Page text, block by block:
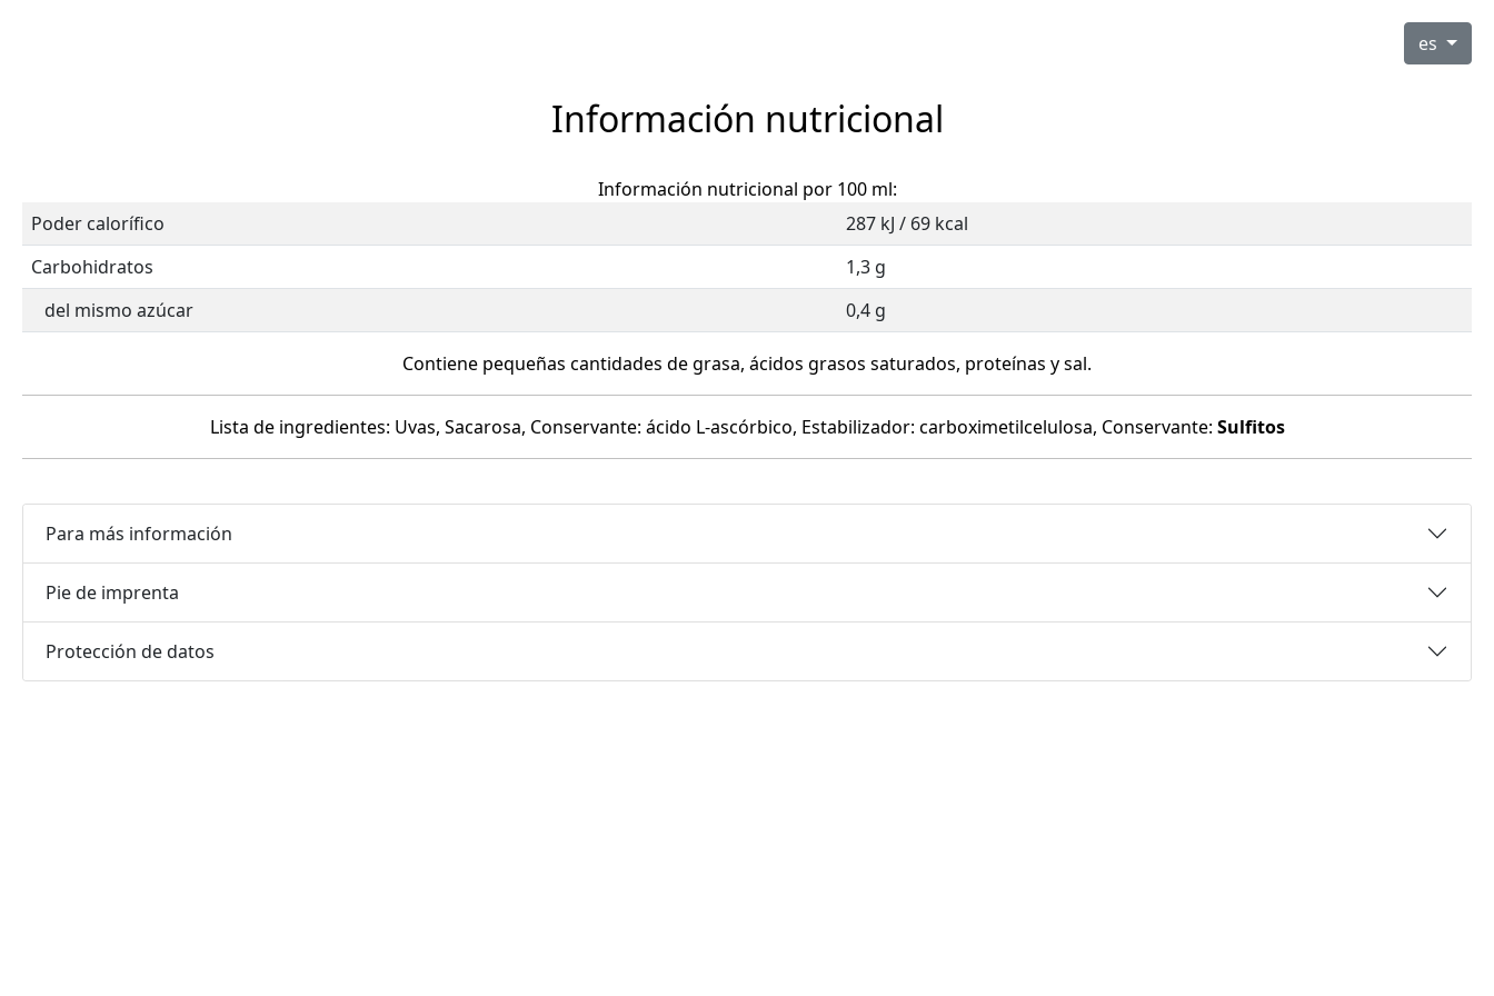
es
Información nutricional
Información nutricional por 100 ml:
Poder calorífico
287 kJ / 69 kcal
Carbohidratos
1,3 g
del mismo azúcar
0,4 g
Contiene pequeñas cantidades de grasa, ácidos grasos saturados, proteínas y sal.
Lista de ingredientes: Uvas, Sacarosa, Conservante: ácido L-ascórbico, Estabilizador: carboximetilcelulosa, Conservante: Sulfitos
Para más información
Pie de imprenta
Protección de datos